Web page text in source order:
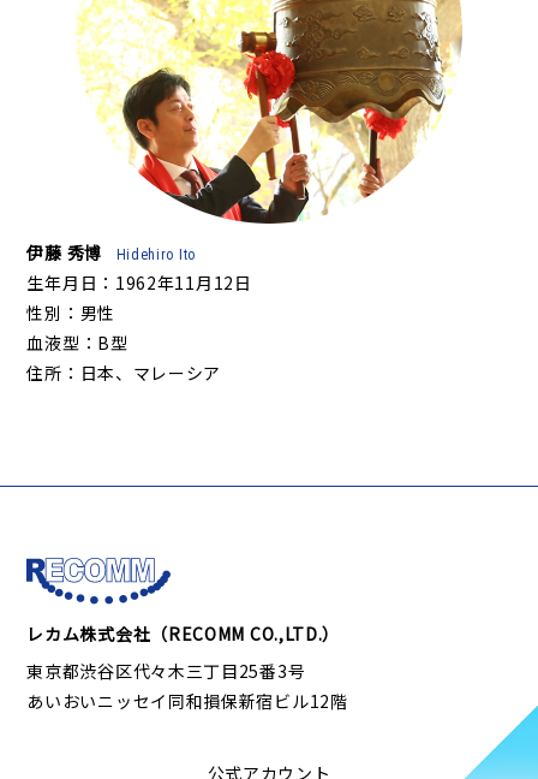
伊藤 秀博 Hidehiro Ito
生年月日：1962年11月12日
性別：男性
血液型：B型
住所：日本、マレーシア
レカム株式会社（RECOMM CO.,LTD.）
東京都渋谷区代々木三丁目25番3号
あいおいニッセイ同和損保新宿ビル12階
公式アカウント